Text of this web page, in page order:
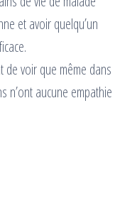
et avoir quelqu’un
de voir que même dans
n’ont aucune empathie